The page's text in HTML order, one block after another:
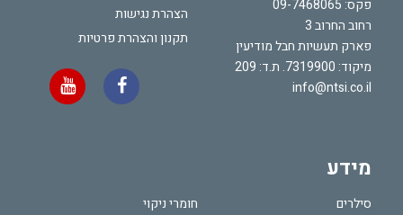
פקס: 09-7468065
רחוב החרוב 3
פארק תעשיות חבל מודיעין
מיקוד: 7319900. ת.ד: 209
info@ntsi.co.il
מידע
סילרים
חומרי ניקוי
הצהרת נגישות
תקנון והצהרת פרטיות